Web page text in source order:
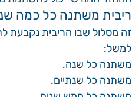
ריבית משתנה כל כמה
זה מסלול שבו הריבית נקבעת
למשל:
משתנה כל שנה.
משתנה כל שנתיים.